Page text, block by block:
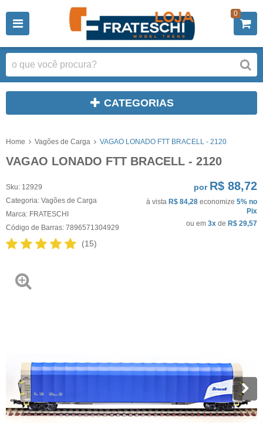
0
CATEGORIAS
Home Vagões de Carga VAGAO LONADO FTT BRACELL - 2120
VAGAO LONADO FTT BRACELL - 2120
Sku: 12929
Categoria: Vagões de Carga
Marca: FRATESCHI
Código de Barras: 7896571304929
(15)
por R$ 88,72
à vista R$ 84,28 economize 5% no
Pix
ou em 3x de R$ 29,57